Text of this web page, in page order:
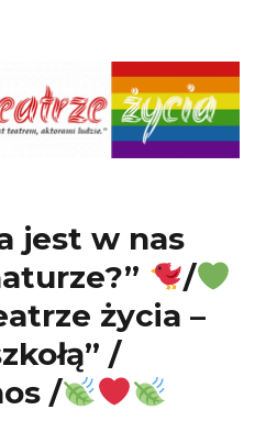
jest w nas
/
życia –
/
/